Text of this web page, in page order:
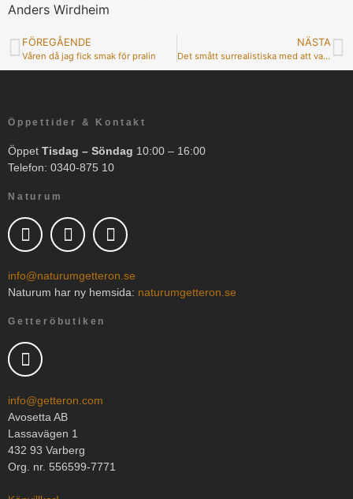
Anders Wirdheim
FÖREGÅENDE
Våren då jag fick smak för pralin
NÄSTA
Det smått surrealistiska med att vara fågelskådare
Öppettider & Kontakt
Öppet Tisdag – Söndag 10:00 – 16:00
Telefon: 0340-875 10
Naturum
info@naturumgetteron.se
Naturum har ny hemsida: naturumgetteron.se
Getteröbutiken
info@getteron.com
Avosetta AB
Lassavägen 1
432 93 Varberg
Org. nr. 556599-7771